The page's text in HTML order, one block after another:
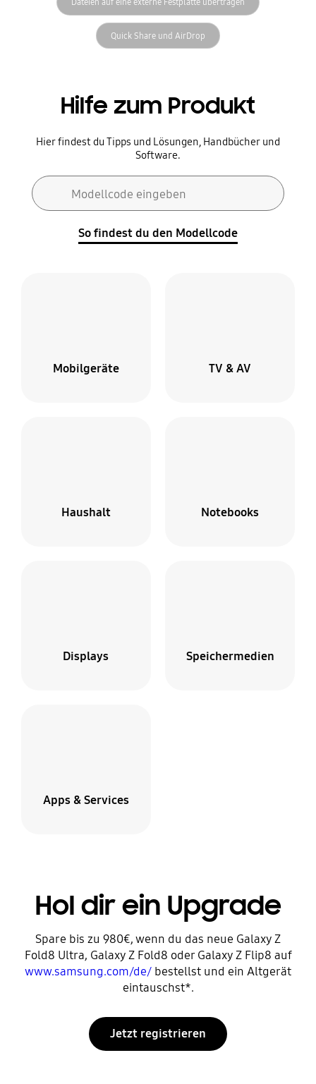
Quick Share und AirDrop
Hilfe zum Produkt
Hier findest du Tipps und Lösungen, Handbücher und
Software.
Modellcode eingeben
So findest du den Modellcode
Mobilgeräte TV & AV
Haushalt Notebooks
Displays Speichermedien
Apps & Services
Hol dir ein Upgrade
Spare bis zu 980€, wenn du das neue Galaxy Z
Fold8 Ultra, Galaxy Z Fold8 oder Galaxy Z Flip8 auf
www.samsung.com/de/ bestellst und ein Altgerät
eintauschst*.
Jetzt registrieren